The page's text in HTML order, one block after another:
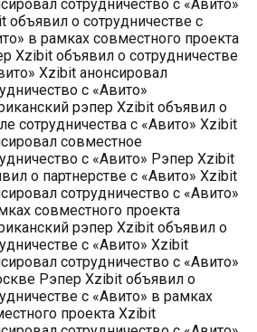
сотрудничество с «Авито»
объявил о сотрудничестве с
в рамках совместного проекта
Xzibit объявил о сотрудничестве
Xzibit анонсировал
с «Авито»
рэпер Xzibit объявил о
сотрудничества с «Авито» Xzibit
совместное
с «Авито» Рэпер Xzibit
о партнерстве с «Авито» Xzibit
сотрудничество с «Авито»
совместного проекта
рэпер Xzibit объявил о
с «Авито» Xzibit
сотрудничество с «Авито»
Рэпер Xzibit объявил о
с «Авито» в рамках
проекта Xzibit